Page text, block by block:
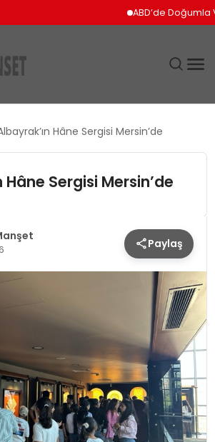
ABD’de Doğumla
Hâne Sergisi Mersin’de
Hâne Sergisi Mersin’de
Paylaş